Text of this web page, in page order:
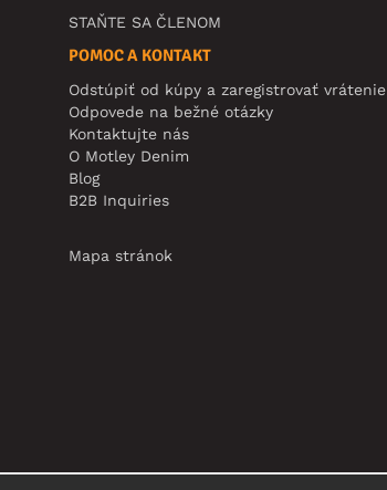
STAŇTE SA ČLENOM
POMOC A KONTAKT
Odstúpiť od kúpy a zaregistrovať vrátenie
Odpovede na bežné otázky
Kontaktujte nás
O Motley Denim
Blog
B2B Inquiries
Mapa stránok